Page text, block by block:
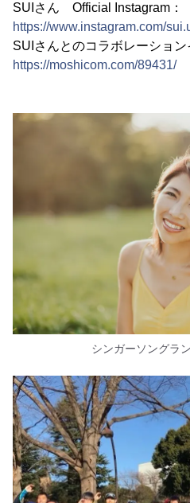
SUIさん Official Instagram：
https://www.instagram.com/
SUIさんとのコラボレーション
https://moshicom.com/89431/
シンガーソングラ